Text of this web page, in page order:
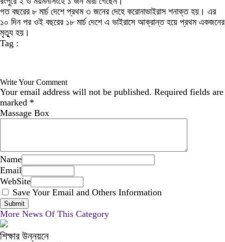
গত বছরের ৮ মার্চ দেশে প্রথম ৩ জনের দেহে করোনাভাইরাস শনাক্ত হয়। এর
১০ দিন পর ওই বছরের ১৮ মার্চ দেশে এ ভাইরাসে আক্রান্ত হয়ে প্রথম একজনের
মৃত্যু হয়।
Tag :
Write Your Comment
Your email address will not be published. Required fields are
marked *
Massage Box
Name
Email
WebSite
Save Your Email and Others Information
More News Of This Category
শিক্ষার উন্নয়নে